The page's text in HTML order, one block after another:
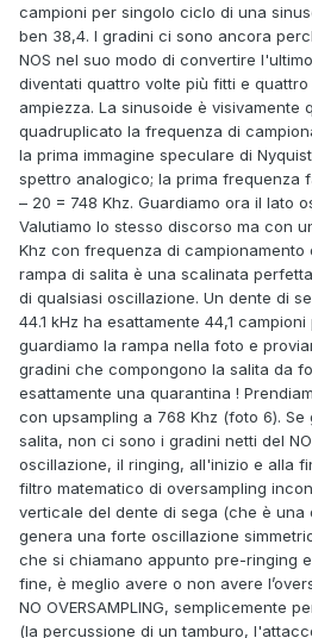
campioni per singolo ciclo di una
ben 38,4. I gradini ci sono ancora
NOS nel suo modo di convertire
diventati quattro volte più fitti e
ampiezza. La sinusoide è visivamente
quadruplicato la frequenza di
la prima immagine speculare di
spettro analogico; la prima frequenza
– 20 = 748 Khz. Guardiamo ora il lato
Valutiamo lo stesso discorso ma con
Khz con frequenza di campionamento
rampa di salita è una scalinata
di qualsiasi oscillazione. Un dente di
44.1 kHz ha esattamente 44,1
guardiamo la rampa nella foto e
gradini che compongono la salita da
esattamente una quarantina !
con upsampling a 768 Khz (foto 6). Se
salita, non ci sono i gradini netti del
oscillazione, il ringing, all'inizio e alla
filtro matematico di oversampling
verticale del dente di sega (che è una
genera una forte oscillazione
che si chiamano appunto pre-ringing
fine, è meglio avere o non avere
NO OVERSAMPLING, semplicemente
(la percussione di un tamburo,